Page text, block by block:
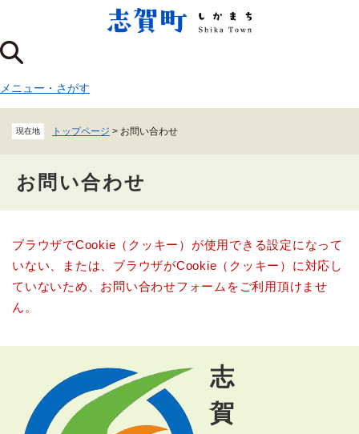
ジ
の
頭
で
メニューを飛ばして本文へ
メニュー ・ さがす
現在地 トップページ > お問い合わせ
お問い合わせ
文
ブラウザでCookie（クッキー）が使用できる設定になって
いない、または、ブラウザがCookie（クッキー）に対応し
ていないため、お問い合わせフォームをご利用頂けませ
ん。
志
賀